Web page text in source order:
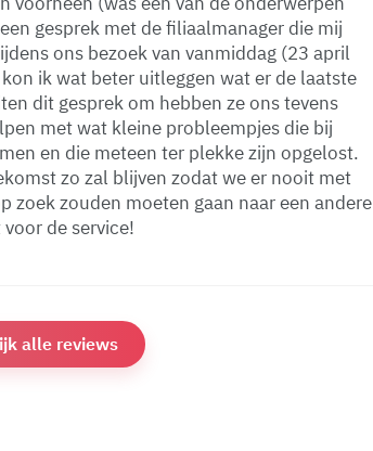
gesprek met de filiaalmanager die mij
ons bezoek van vanmiddag (23 april
ik wat beter uitleggen wat er de laatste
dit gesprek om hebben ze ons tevens
met wat kleine probleempjes die bij
en die meteen ter plekke zijn opgelost.
zo zal blijven zodat we er nooit met
zoek zouden moeten gaan naar een andere
de service!
alle reviews